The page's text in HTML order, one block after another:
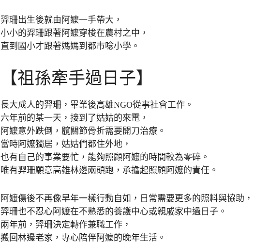
羿珊出生後就由阿嬤一手帶大，
小小的羿珊跟著阿嬤穿梭在農村之中，
直到國小才跟著媽媽到都市唸小學。
【祖孫牽手過日子】
長大成人的羿珊，畢業後高雄NGO從事社會工作。
六年前的某一天，接到了姑姑的來電，
阿嬤意外跌倒，髖關節骨折需要開刀治療。
當時阿嬤獨居，姑姑們都住外地，
也有自己的事業要忙，能夠照顧阿嬤的時間較為零碎。
唯有羿珊願意高雄林邊兩頭跑，承擔起照顧阿嬤的責任。
阿嬤傷後不再像早年一樣行動自如，日常需要更多的照料與協助，
羿珊也不忍心阿嬤在不熟悉的養護中心或親戚家中過日子。
兩年前，羿珊決定轉作兼職工作，
搬回林邊老家，專心陪伴阿嬤的晚年生活。